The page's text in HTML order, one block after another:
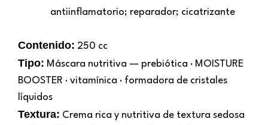
antiinflamatorio; reparador; cicatrizante
Contenido: 250 cc
Tipo: Máscara nutritiva — prebiótica · MOISTURE
BOOSTER · vitamínica · formadora de cristales
líquidos
Textura: Crema rica y nutritiva de textura sedosa